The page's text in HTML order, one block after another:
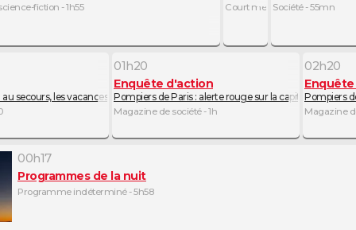
fiction - 1h55 Court métrage dramatique -
Société - 55mn
secours, les vacances tournent mal ! (2/2)
01h20
Enquête d'action
Pompiers de Paris : alerte rouge sur la capitale ! (1/2)
Magazine de société - 1h
02h20
Pompiers
Magazine
00h17
Programmes de la nuit
Programme indéterminé - 5h58